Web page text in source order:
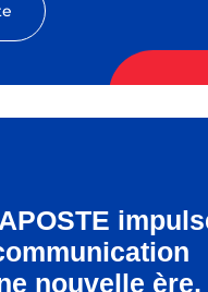
nouvelle